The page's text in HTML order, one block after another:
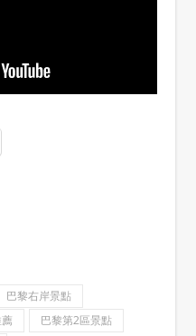
巴黎右岸景點
巴黎第2區景點